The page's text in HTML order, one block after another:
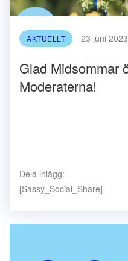
AKTUELLT 23 juni 2023
Glad Midsommar
Moderaterna!
Dela inlägg:
[Sassy_Social_Share]